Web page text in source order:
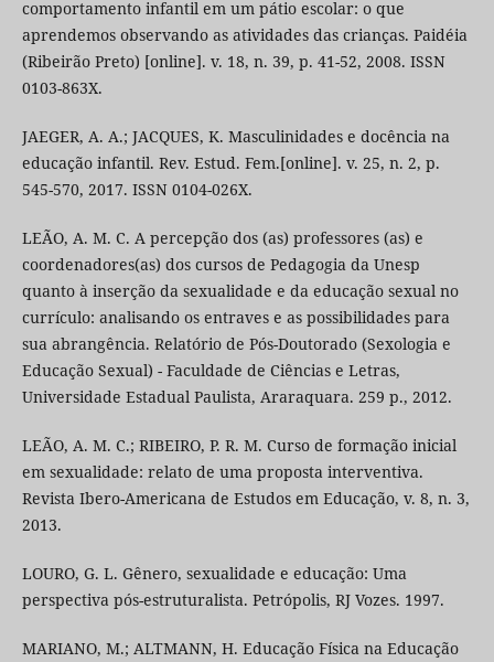
comportamento infantil em um pátio escolar: o que
aprendemos observando as atividades das crianças. Paidéia
(Ribeirão Preto) [online]. v. 18, n. 39, p. 41-52, 2008. ISSN
0103-863X.
JAEGER, A. A.; JACQUES, K. Masculinidades e docência na
educação infantil. Rev. Estud. Fem.[online]. v. 25, n. 2, p.
545-570, 2017. ISSN 0104-026X.
LEÃO, A. M. C. A percepção dos (as) professores (as) e
coordenadores(as) dos cursos de Pedagogia da Unesp
quanto à inserção da sexualidade e da educação sexual no
currículo: analisando os entraves e as possibilidades para
sua abrangência. Relatório de Pós-Doutorado (Sexologia e
Educação Sexual) - Faculdade de Ciências e Letras,
Universidade Estadual Paulista, Araraquara. 259 p., 2012.
LEÃO, A. M. C.; RIBEIRO, P. R. M. Curso de formação inicial
em sexualidade: relato de uma proposta interventiva.
Revista Ibero-Americana de Estudos em Educação, v. 8, n. 3,
2013.
LOURO, G. L. Gênero, sexualidade e educação: Uma
perspectiva pós-estruturalista. Petrópolis, RJ Vozes. 1997.
MARIANO, M.; ALTMANN, H. Educação Física na Educação